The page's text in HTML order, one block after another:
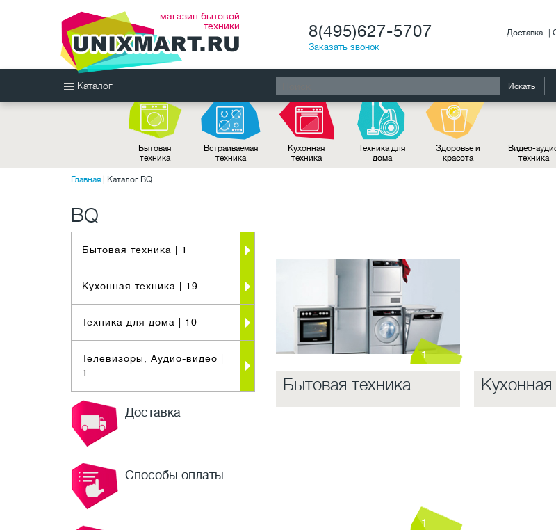
магазин бытовой
техники
8(495)627-5707
Заказать звонок
Доставка
Каталог Искать
Бытовая
техника
Встраиваемая
техника
Кухонная
техника
Техника для
дома
Здоровье и
красота
Видео-
техника
Главная Каталог BQ
BQ
1
Бытовая техника Кухонная
1
Бытовая техника | 1
Кухонная техника | 19
Техника для дома | 10
Телевизоры, Аудио-видео
1
Доставка
Способы оплаты